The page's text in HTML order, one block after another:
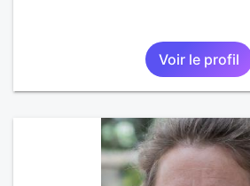
Voir le profil